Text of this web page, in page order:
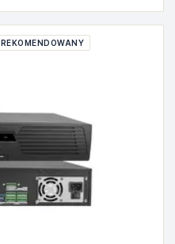
REKOMENDOWANY